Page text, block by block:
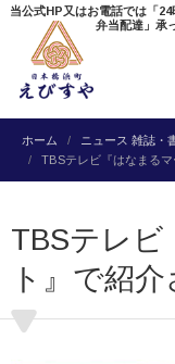
当公式HP又はお電話では「24
弁当配達」承
ホーム ニュース 雑誌・
TBSテレビ『はなまるマ
TBSテレビ
ト』で紹